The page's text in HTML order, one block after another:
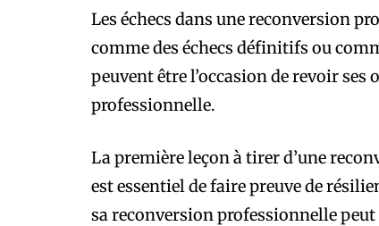
Les échecs dans une reconversion
comme des échecs définitifs ou
peuvent être l’occasion de revoir
professionnelle.
La première leçon à tirer d’une
est essentiel de faire preuve de
sa reconversion professionnelle peut